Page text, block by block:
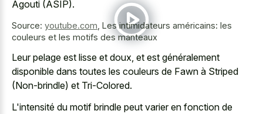
Agouti (ASIP).
Source: youtube.com Les intimidateurs américains: les
couleurs et les motifs des manteaux
Leur pelage est lisse et doux, et est généralement
disponible dans toutes les couleurs de Fawn à Striped
(Non-brindle) et Tri-Colored.
L'intensité du motif brindle peut varier en fonction de